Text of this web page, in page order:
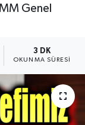
Genel
3 DK
OKUNMA SÜRESI